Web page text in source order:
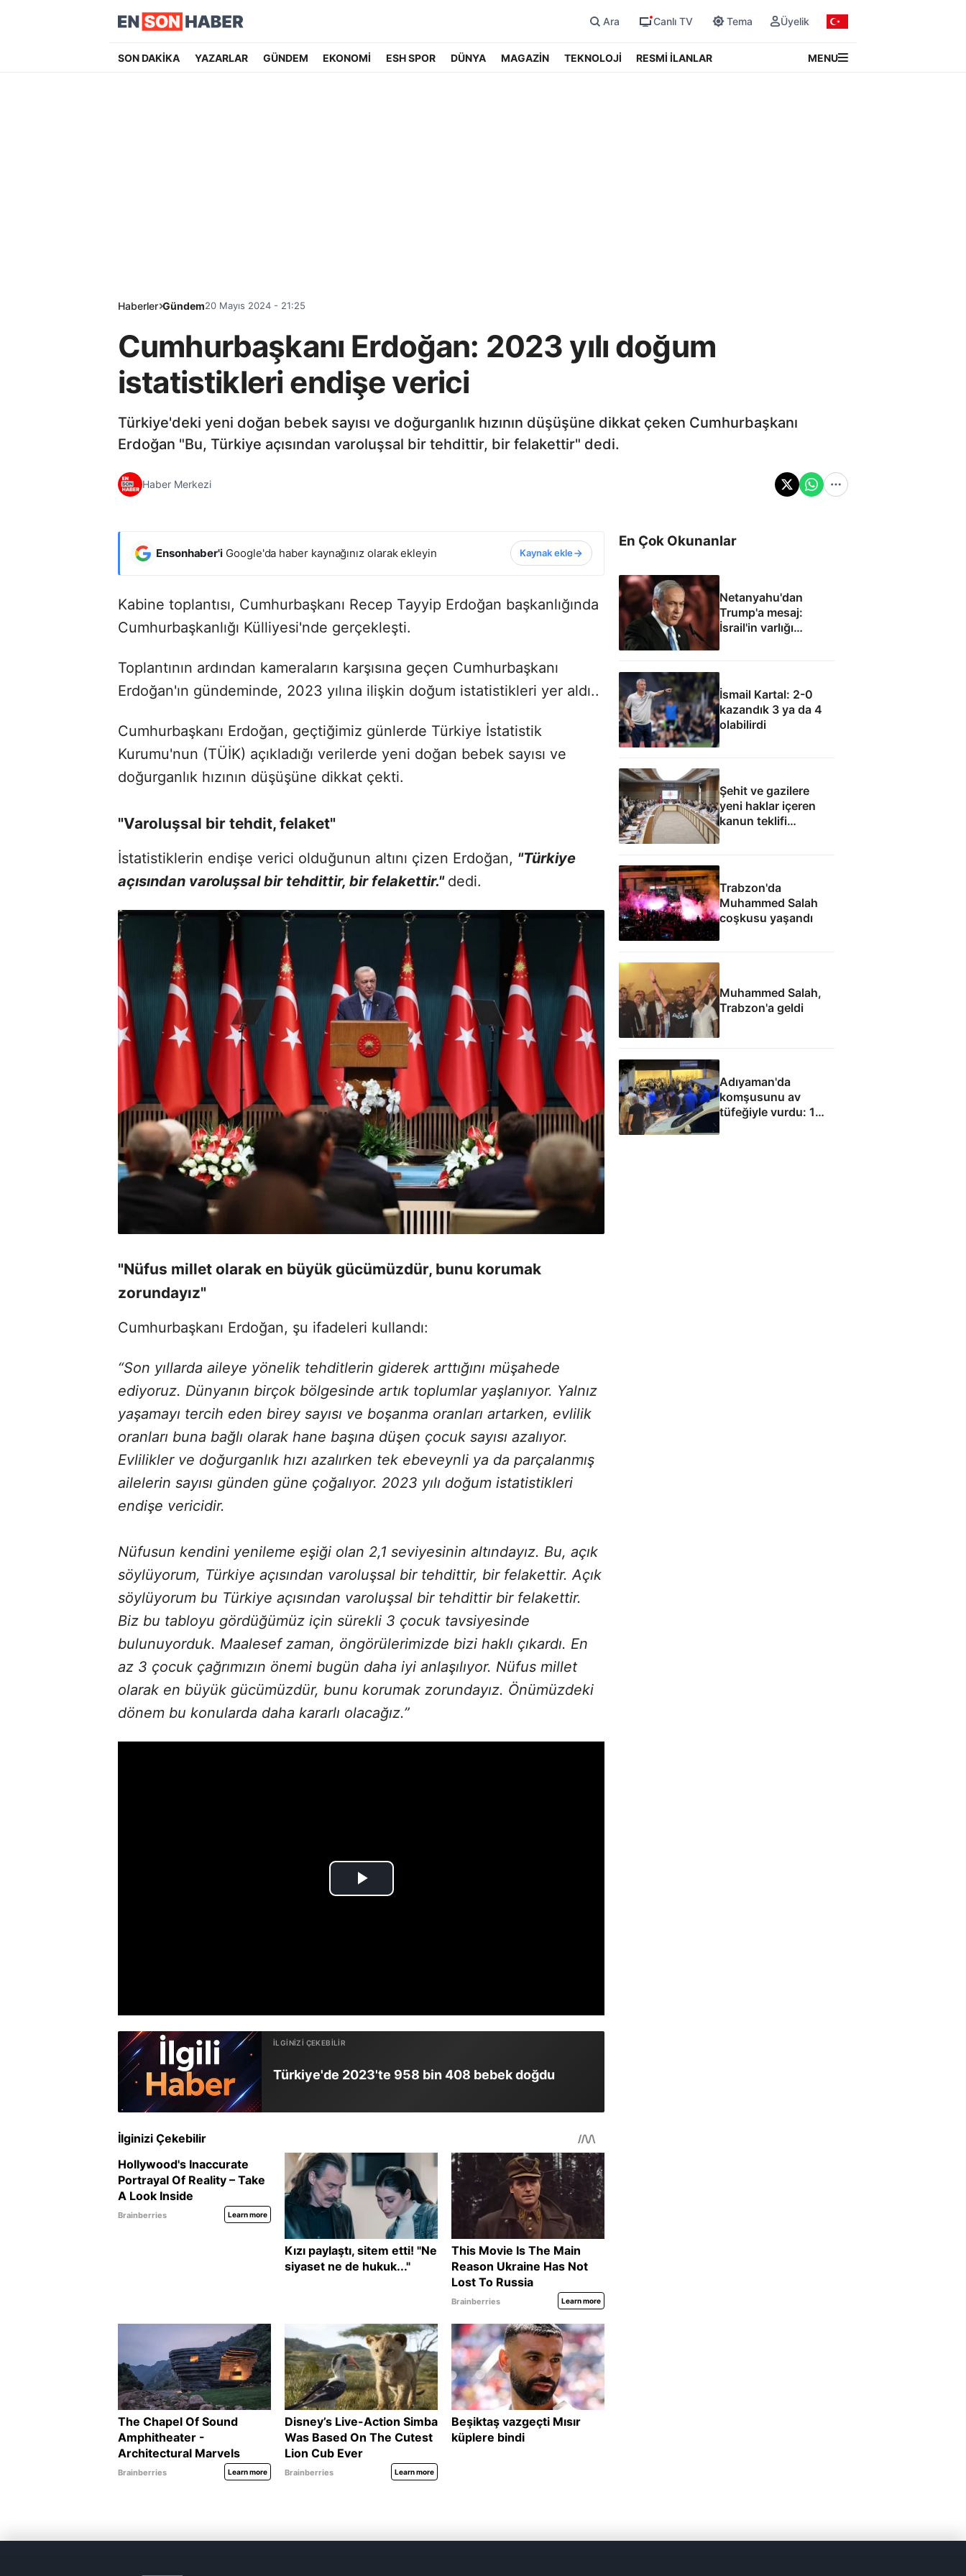
Ara Canlı TV Tema Üyelik
SON DAKİKA YAZARLAR GÜNDEM EKONOMİ ESH SPOR DÜNYA MAGAZİN TEKNOLOJİ RESMİ İLANLAR MENU
Haberler Gündem20 Mayıs 2024 - 21:25
Cumhurbaşkanı Erdoğan: 2023 yılı doğum
istatistikleri endişe verici
Türkiye'deki yeni doğan bebek sayısı ve doğurganlık hızının düşüşüne dikkat çeken Cumhurbaşkanı
Erdoğan "Bu, Türkiye açısından varoluşsal bir tehdittir, bir felakettir" dedi.
Haber Merkezi
Ensonhaber'i Google'da haber kaynağınız olarak ekleyin Kaynak ekle
Kabine toplantısı, Cumhurbaşkanı Recep Tayyip Erdoğan başkanlığında
Cumhurbaşkanlığı Külliyesi'nde gerçekleşti.
Toplantının ardından kameraların karşısına geçen Cumhurbaşkanı
Erdoğan'ın gündeminde, 2023 yılına ilişkin doğum istatistikleri yer aldı..
Cumhurbaşkanı Erdoğan, geçtiğimiz günlerde Türkiye İstatistik
Kurumu'nun (TÜİK) açıkladığı verilerde yeni doğan bebek sayısı ve
doğurganlık hızının düşüşüne dikkat çekti.
"Varoluşsal bir tehdit, felaket"
İstatistiklerin endişe verici olduğunun altını çizen Erdoğan, "Türkiye
açısından varoluşsal bir tehdittir, bir felakettir." dedi.
"Nüfus millet olarak en büyük gücümüzdür, bunu korumak
zorundayız"
Cumhurbaşkanı Erdoğan, şu ifadeleri kullandı:
“Son yıllarda aileye yönelik tehditlerin giderek arttığını müşahede
ediyoruz. Dünyanın birçok bölgesinde artık toplumlar yaşlanıyor. Yalnız
yaşamayı tercih eden birey sayısı ve boşanma oranları artarken, evlilik
oranları buna bağlı olarak hane başına düşen çocuk sayısı azalıyor.
Evlilikler ve doğurganlık hızı azalırken tek ebeveynli ya da parçalanmış
ailelerin sayısı günden güne çoğalıyor. 2023 yılı doğum istatistikleri
endişe vericidir.
Nüfusun kendini yenileme eşiği olan 2,1 seviyesinin altındayız. Bu, açık
söylüyorum, Türkiye açısından varoluşsal bir tehdittir, bir felakettir. Açık
söylüyorum bu Türkiye açısından varoluşsal bir tehdittir bir felakettir.
Biz bu tabloyu gördüğümüz için sürekli 3 çocuk tavsiyesinde
bulunuyorduk. Maalesef zaman, öngörülerimizde bizi haklı çıkardı. En
az 3 çocuk çağrımızın önemi bugün daha iyi anlaşılıyor. Nüfus millet
olarak en büyük gücümüzdür, bunu korumak zorundayız. Önümüzdeki
dönem bu konularda daha kararlı olacağız.”
Türkiye'de 2023'te 958 bin 408 bebek doğdu
En Çok Okunanlar
Netanyahu'dan
Trump'a mesaj:
İsrail'in varlığı
İsmail Kartal: 2-0
kazandık 3 ya da 4
olabilirdi
Şehit ve gazilere
yeni haklar içeren
kanun teklifi
komisyondan geçti
Trabzon'da
Muhammed Salah
coşkusu yaşandı
Muhammed Salah,
Trabzon'a geldi
Adıyaman'da
komşusunu av
tüfeğiyle vurdu: 1